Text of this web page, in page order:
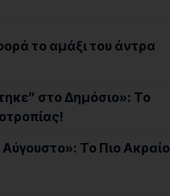
το αμάξι του άντρα
στο Δημόσιο»: Το
Το Πιο Ακραίο